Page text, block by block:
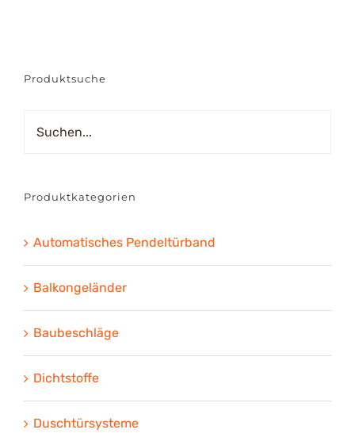
Produktsuche
Produktkategorien
Automatisches Pendeltürband
Balkongeländer
Baubeschläge
Dichtstoffe
Duschtürsysteme